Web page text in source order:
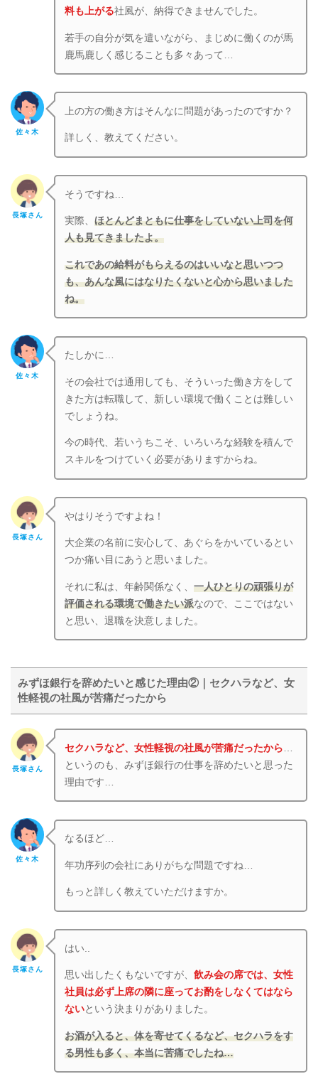
料も上がる社風が、納得できませんでした。
若手の自分が気を遣いながら、まじめに働くのが馬
鹿馬鹿しく感じることも多々あって…
佐々木
上の方の働き方はそんなに問題があったのですか？
詳しく、教えてください。
長塚さん
そうですね…
実際、ほとんどまともに仕事をしていない上司を何
人も見てきましたよ。
これであの給料がもらえるのはいいなと思いつつ
も、あんな風にはなりたくないと心から思いました
ね。
佐々木
たしかに…
その会社では通用しても、そういった働き方をして
きた方は転職して、新しい環境で働くことは難しい
でしょうね。
今の時代、若いうちこそ、いろいろな経験を積んで
スキルをつけていく必要がありますからね。
長塚さん
やはりそうですよね！
大企業の名前に安心して、あぐらをかいているとい
つか痛い目にあうと思いました。
それに私は、年齢関係なく、一人ひとりの頑張りが
評価される環境で働きたい派なので、ここではない
と思い、退職を決意しました。
みずほ銀行を辞めたいと感じた理由②｜セクハラなど、女
性軽視の社風が苦痛だったから
長塚さん
セクハラなど、女性軽視の社風が苦痛だったから
というのも、みずほ銀行の仕事を辞めたいと思った
理由です…
佐々木
なるほど…
年功序列の会社にありがちな問題ですね…
もっと詳しく教えていただけますか。
長塚さん
はい..
思い出したくもないですが、飲み会の席では、女性
社員は必ず上席の隣に座ってお酌をしなくてはなら
ないという決まりがありました。
お酒が入ると、体を寄せてくるなど、セクハラをす
る男性も多く、本当に苦痛でしたね…